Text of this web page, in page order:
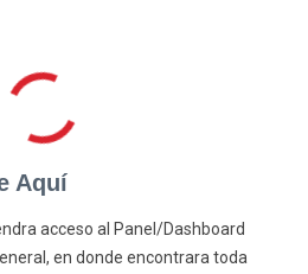
Aquí
acceso al Panel/Dashboard
en donde encontrara toda